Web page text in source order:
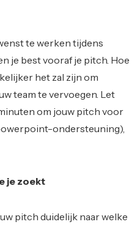
te werken tijdens
je best vooraf je pitch. Hoe
het zal zijn om
team te vervoegen. Let
om jouw pitch voor
ondersteuning),
je zoekt
pitch duidelijk naar welke